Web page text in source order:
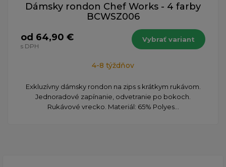
Dámsky rondon Chef Works - 4 farby
BCWSZ006
od 64,90 €
s DPH
Vybrať variant
4-8 týždňov
Exkluzívny dámsky rondon na zips s krátkym rukávom.
Jednoradové zapínanie, odvetranie po bokoch.
Rukávové vrecko. Materiál: 65% Polyes...